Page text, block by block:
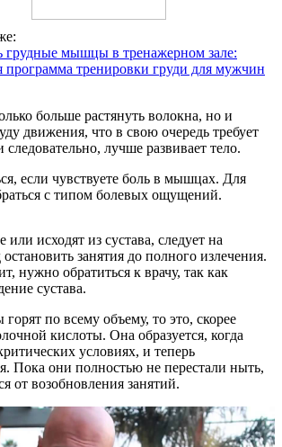
грудные мышцы в тренажерном зале:
программа тренировки груди для мужчин
больше растянуть волокна, но и
движения, что в свою очередь требует
лучше развивает тело.
если чувствуете боль в мышцах. Для
с типом болевых ощущений.
исходят из сустава, следует на
занятия до полного излечения.
нужно обратиться к врачу, так как
сустава.
по всему объему, то это, скорее
кислоты. Она образуется, когда
условиях, и теперь
Пока они полностью не перестали ныть,
от возобновления занятий.